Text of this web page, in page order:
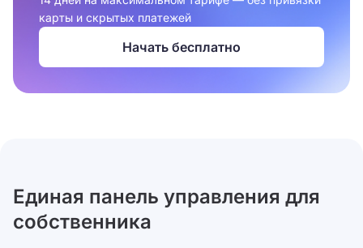
карты и скрытых платежей
Начать бесплатно
Единая панель управления для
собственника